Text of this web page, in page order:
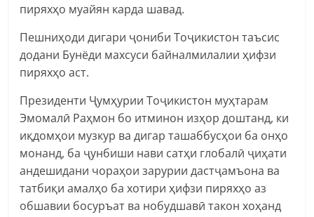
пиряхҳо муайян карда шавад.
Пешниҳоди дигари ҷониби Тоҷикистон таъсис
додани Бунёди махсуси байналмилалии ҳифзи
пиряхҳо аст.
Президенти Ҷумҳурии Тоҷикистон муҳтарам
Эмомалӣ Раҳмон бо итминон изҳор доштанд, ки
иқдомҳои музкур ва дигар ташаббусҳои ба онҳо
монанд, ба ҷунбиши нави сатҳи глобалӣ ҷиҳати
андешидани чораҳои зарурии дастҷамъона ва
татбиқи амалҳо ба хотири ҳифзи пиряхҳо аз
обшавии босуръат ва нобудшавӣ такон хоҳанд